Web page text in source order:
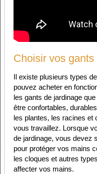
Choisir vos
Il existe plusieurs types
pouvez acheter en
les gants de jardinage
être confortables,
les plantes, les racines et
vous travaillez. Lorsque
de jardinage, vous devez
pour protéger vos mains
les cloques et autres
affecter vos mains.